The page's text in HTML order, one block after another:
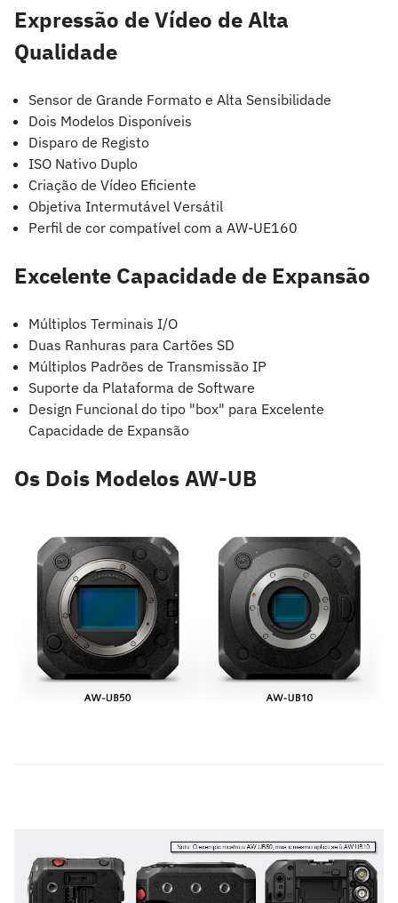
Expressão de Vídeo de Alta
Qualidade
Sensor de Grande Formato e Alta Sensibilidade
Dois Modelos Disponíveis
Disparo de Registo
ISO Nativo Duplo
Criação de Vídeo Eficiente
Objetiva Intermutável Versátil
Perfil de cor compatível com a AW-UE160
Excelente Capacidade de Expansão
Múltiplos Terminais I/O
Duas Ranhuras para Cartões SD
Múltiplos Padrões de Transmissão IP
Suporte da Plataforma de Software
Design Funcional do tipo "box" para Excelente
Capacidade de Expansão
Os Dois Modelos AW-UB